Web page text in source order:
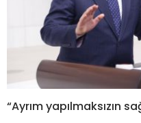
“Ayrım yapılmaksızın